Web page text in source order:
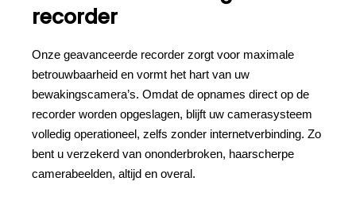
recorder
Onze geavanceerde recorder zorgt voor maximale
betrouwbaarheid en vormt het hart van uw
bewakingscamera’s. Omdat de opnames direct op de
recorder worden opgeslagen, blijft uw camerasysteem
volledig operationeel, zelfs zonder internetverbinding. Zo
bent u verzekerd van ononderbroken, haarscherpe
camerabeelden, altijd en overal.